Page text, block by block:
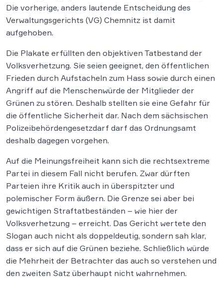
Die vorherige, anders lautende Entscheidung des
Verwaltungsgerichts (VG) Chemnitz ist damit
aufgehoben.
Die Plakate erfüllten den objektiven Tatbestand der
Volksverhetzung. Sie seien geeignet, den öffentlichen
Frieden durch Aufstacheln zum Hass sowie durch einen
Angriff auf die Menschenwürde der Mitglieder der
Grünen zu stören. Deshalb stellten sie eine Gefahr für
die öffentliche Sicherheit dar. Nach dem sächsischen
Polizeibehördengesetzdarf darf das Ordnungsamt
deshalb dagegen vorgehen.
Auf die Meinungsfreiheit kann sich die rechtsextreme
Partei in diesem Fall nicht berufen. Zwar dürften
Parteien ihre Kritik auch in überspitzter und
polemischer Form äußern. Die Grenze sei aber bei
gewichtigen Straftatbeständen – wie hier der
Volksverhetzung – erreicht. Das Gericht wertete den
Slogan auch nicht als doppeldeutig, sondern sah klar,
dass er sich auf die Grünen beziehe. Schließlich würde
die Mehrheit der Betrachter das auch so verstehen und
den zweiten Satz überhaupt nicht wahrnehmen.